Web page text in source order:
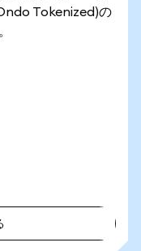
Tokenized)の